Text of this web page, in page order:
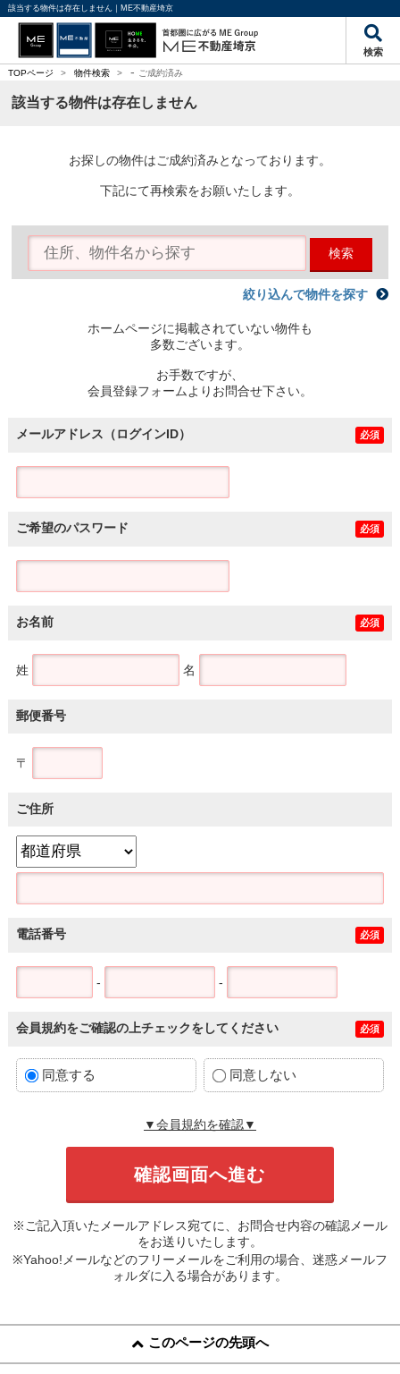
該当する物件は存在しません｜ME不動産埼京
検索
TOPページ > 物件検索 > - ご成約済み
該当する物件は存在しません
お探しの物件はご成約済みとなっております。
下記にて再検索をお願いたします。
検索
絞り込んで物件を探す
ホームページに掲載されていない物件も
多数ございます。
お手数ですが、
会員登録フォームよりお問合せ下さい。
メールアドレス（ログインID） 必須
ご希望のパスワード 必須
お名前 必須
姓 名
郵便番号
〒
ご住所
電話番号 必須
- -
会員規約をご確認の上チェックをしてください 必須
同意する 同意しない
▼会員規約を確認▼
※ご記入頂いたメールアドレス宛てに、お問合せ内容の確認メール
をお送りいたします。
※Yahoo!メールなどのフリーメールをご利用の場合、迷惑メールフ
ォルダに入る場合があります。
このページの先頭へ